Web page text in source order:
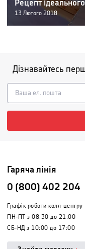
Рецепт
13 Лютого 2018
Дізнавайтесь
Гаряча лінія
0 (800) 402 204
Графік роботи колл-центру
ПН-ПТ з 08:30 до 21:00
СБ-НД з 10:00 до 17:00